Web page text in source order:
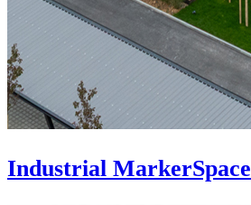
Industrial MarkerSpace